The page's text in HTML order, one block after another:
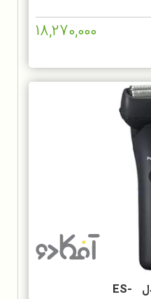
18,270,000
ریش تراش پاناسونیک مدل ES-